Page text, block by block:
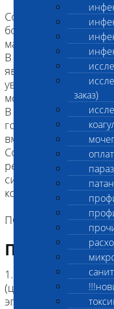
заказ)
Собака проявляет
болевой синдром,
малыми порциям,
В моче может
явления
увеличивается в
мочой, что может
В таких слуаях
госпитализация и
вмешательство.
Собакам, больным
регулярный
системы,
количества
ПОРОДЫ:
Подготовка
1. Кровь (2 мл) в
(цитрат натрия,
эпителий